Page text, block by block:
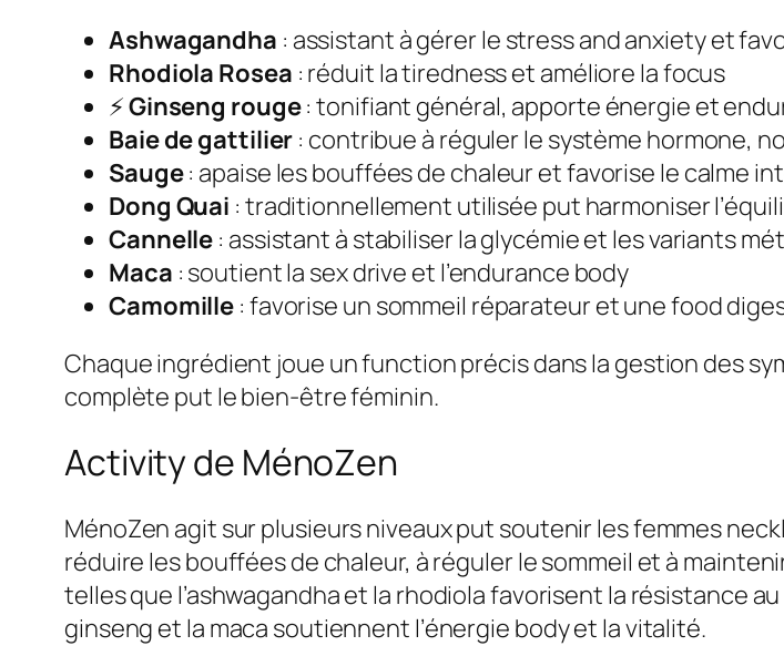
Ashwagandha : assistant à gérer le stress and anxiety et
Rhodiola Rosea : réduit la tiredness et améliore la focus
⚡Ginseng rouge: tonifiant général, apporte énergie et
Baie de gattilier : contribue à réguler le système hormone,
Sauge: apaise les bouffées de chaleur et favorise le calme
Dong Quai : traditionnellement utilisée put harmoniser
Cannelle : assistant à stabiliser la glycémie et les variants
Maca : soutient la sex drive et l’endurance body
Camomille : favorise un sommeil réparateur et une food
Chaque ingrédient joue un function précis dans la gestion des
complète put le bien-être féminin.
Activity de MénoZen
MénoZen agit sur plusieurs niveaux put soutenir les femmes
réduire les bouffées de chaleur, à réguler le sommeil et à
telles que l’ashwagandha et la rhodiola favorisent la résistance
ginseng et la maca soutiennent l’énergie body et la vitalité.